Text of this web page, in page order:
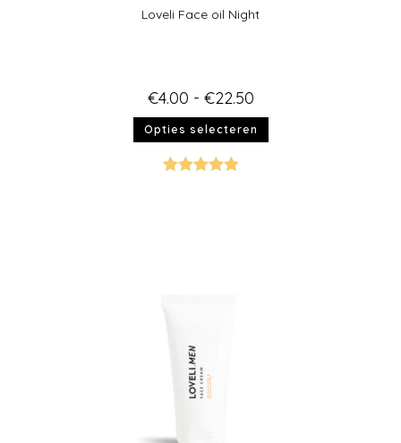
Loveli Face oil Night
€4.00 - €22.50
Opties selecteren